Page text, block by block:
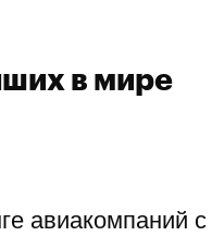
в мире
авиакомпаний